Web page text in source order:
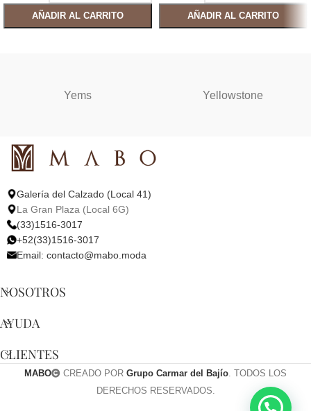
AÑADIR AL CARRITO AÑADIR AL CARRITO
Yems Yellowstone
Galería del Calzado (Local 41)
La Gran Plaza (Local 6G)
(33)1516-3017
+52(33)1516-3017
Email: contacto@mabo.moda
NOSOTROS
AYUDA
CLIENTES
MABO CREADO POR Grupo Carmar del Bajío . TODOS LOS
DERECHOS RESERVADOS.